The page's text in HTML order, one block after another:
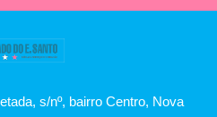
s/nº, bairro Centro, Nova